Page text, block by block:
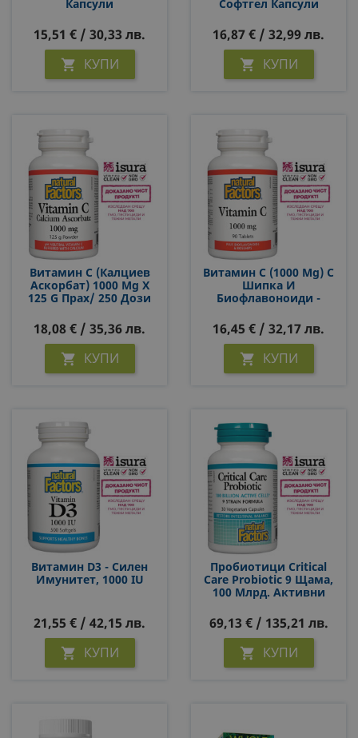
Капсули
15,51 € / 30,33 лв.
 КУПИ
Софтгел Капсули
16,87 € / 32,99 лв.
 КУПИ
Витамин С (калциев
Аскорбат) 1000 Mg Х
125 G Прах/ 250 Дози
18,08 € / 35,36 лв.
 КУПИ
Витамин С (1000 Mg) С
Шипка И
Биофлавоноиди -
Имуностимулатор, 90
Таблетки За 3 Или 6
Месеца Прием
16,45 € / 32,17 лв.
 КУПИ
Витамин D3 - Силен
Имунитет, 1000 IU
21,55 € / 42,15 лв.
 КУПИ
Пробиотици Critical
Care Probiotic 9 Щама,
100 Млрд. Активни
Капсули
69,13 € / 135,21 лв.
 КУПИ